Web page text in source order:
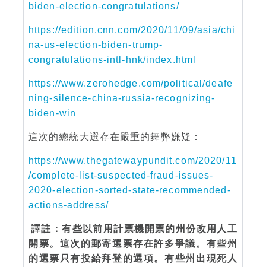
biden-election-congratulations/
https://edition.cnn.com/2020/11/09/asia/chi
na-us-election-biden-trump-
congratulations-intl-hnk/index.html
https://www.zerohedge.com/political/deafe
ning-silence-china-russia-recognizing-
biden-win
這次的總統大選存在嚴重的舞弊嫌疑：
https://www.thegatewaypundit.com/2020/11
/complete-list-suspected-fraud-issues-
2020-election-sorted-state-recommended-
actions-address/
譯註：有些以前用計票機開票的州份改用人工
開票。這次的郵寄選票存在許多爭議。有些州
的選票只有投給拜登的選項。有些州出現死人